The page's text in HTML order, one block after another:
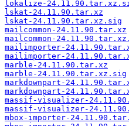
lokalize-
lskat-24.11.90.tar.xz
lskat-24.11.90.tar.xz.sig
mailcommon-24.11.90.tar.xz
mailcommon-
mailimporter-
mailimporter-
marble-24.11.90.tar.xz
marble-24.11.90.tar.xz.sig
markdownpart-
markdownpart-
massif-visualizer-
massif-visualizer-
mbox-importer-